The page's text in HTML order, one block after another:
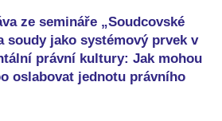
ze semináře „Soudcovské
soudy jako systémový prvek v
právní kultury: Jak mohou
oslabovat jednotu právního